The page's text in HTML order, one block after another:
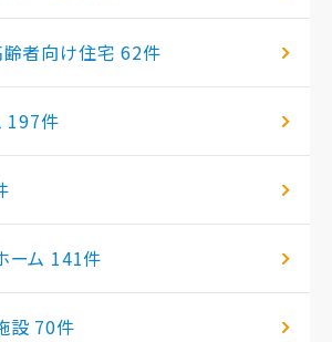
齢者向け住宅62件
197件
ーム 141件
設 70件